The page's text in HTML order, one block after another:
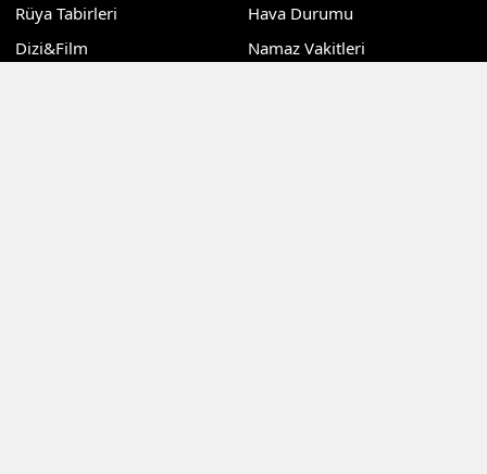
Rüya Tabirleri
Dizi&Film
Hava Durumu
Namaz Vakitleri